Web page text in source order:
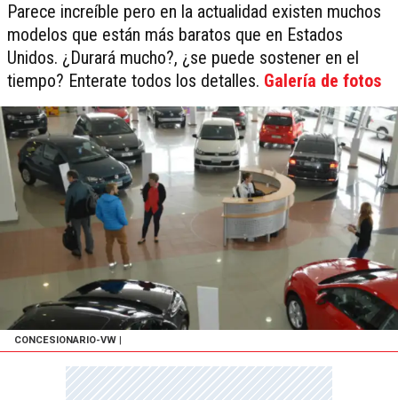
Parece increíble pero en la actualidad existen muchos
modelos que están más baratos que en Estados
Unidos. ¿Durará mucho?, ¿se puede sostener en el
tiempo? Enterate todos los detalles. Galería de fotos
CONCESIONARIO-VW